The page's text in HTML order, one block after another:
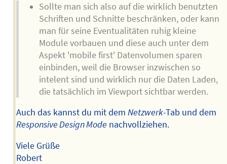
Sollte man sich also auf die wirklich benutzten
Schriften und Schnitte beschränken, oder kann
man für seine Eventualitäten ruhig kleine
Module vorbauen und diese auch unter dem
Aspekt 'mobile first' Datenvolumen sparen
einbinden, weil die Browser inzwischen so
intelent sind und wirklich nur die Daten Laden,
die tatsächlich im Viewport sichtbar werden.
Auch das kannst du mit dem Netzwerk-Tab und dem
Responsive Design Mode nachvollziehen.
Viele Grüße
Robert